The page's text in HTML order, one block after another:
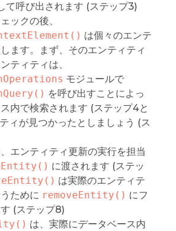
て呼び出されます (ステップ3)
ックの後、
は個々のエンテ
ます。まず、そのエンティティ
ティティは、
モジュールで
を呼び出すことによっ
内で検索されます (ステップ4と
ィが見つかったとしましょう (ス
エンティティ更新の実行を担当
に渡されます (ステッ
は実際のエンティテ
ために removeEntity() にフ
(ステップ8)
は、実際にデータベース内